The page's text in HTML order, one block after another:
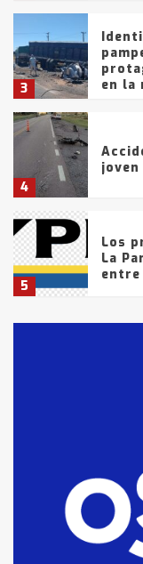
3
en la
4
joven
5
Los
La
entre
tarde
lo